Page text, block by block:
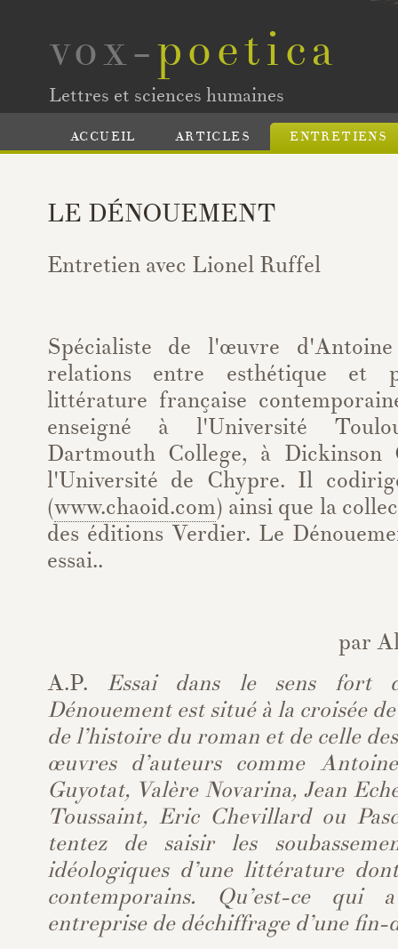
vox-poetica
Lettres et sciences humaines
ACCUEIL ARTICLES ENTRETIENS
LE DÉNOUEMENT
Entretien avec Lionel Ruffel
Spécialiste de l'œuvre
relations entre esthétique et
littérature française
enseigné à l'Université
Dartmouth College, à Dickinson
l'Université de Chypre. Il
(www.chaoid.com) ainsi que la
des éditions Verdier. Le
essai..
par
A.P. Essai dans le sens fort
Dénouement est situé à la croisée
de l’histoire du roman et de celle
œuvres d’auteurs comme
Guyotat, Valère Novarina, Jean
Toussaint, Eric Chevillard ou
tentez de saisir les
idéologiques d’une littérature
contemporains. Qu’est-ce qui
entreprise de déchiffrage d’une fin-